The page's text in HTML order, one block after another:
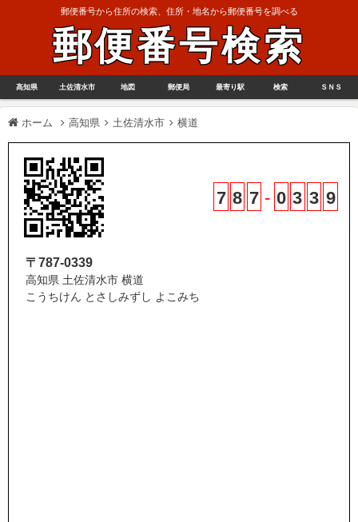
郵便番号から住所の検索、住所・地名から郵便番号を調べる
郵便番号検索
高知県 土佐清水市 地図 郵便局 最寄り駅 検索 ＳＮＳ
ホーム 高知県 土佐清水市 横道
7 8 7 - 0 3 3 9
〒787-0339
高知県 土佐清水市 横道
こうちけん とさしみずし よこみち